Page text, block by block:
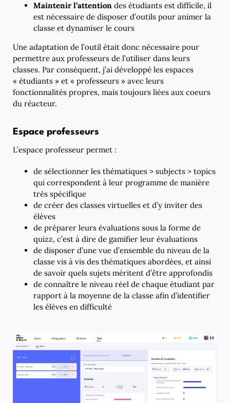
Maintenir l’attention des étudiants est difficile, il
est nécessaire de disposer d’outils pour animer la
classe et dynamiser le cours
Une adaptation de l’outil était donc nécessaire pour
permettre aux professeurs de l’utiliser dans leurs
classes. Par conséquent, j’ai développé les espaces
« étudiants » et « professeurs » avec leurs
fonctionnalités propres, mais toujours liées aux coeurs
du réacteur.
Espace professeurs
L’espace professeur permet :
de sélectionner les thématiques > subjects > topics
qui correspondent à leur programme de manière
très spécifique
de créer des classes virtuelles et d’y inviter des
élèves
de préparer leurs évaluations sous la forme de
quizz, c’est à dire de gamifier leur évaluations
de disposer d’une vue d’ensemble du niveau de la
classe vis à vis des thématiques abordées, et ainsi
de savoir quels sujets méritent d’être approfondis
de connaître le niveau réel de chaque étudiant par
rapport à la moyenne de la classe afin d’identifier
les élèves en difficulté